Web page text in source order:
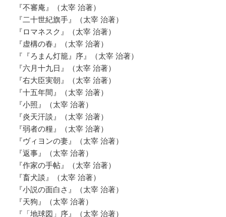
『不審庵』（太宰 治著）
『二十世紀旗手』（太宰 治著）
『ロマネスク』（太宰 治著）
『虚構の春』（太宰 治著）
『『ろまん灯籠』序』（太宰 治著）
『六月十九日』（太宰 治著）
『右大臣実朝』（太宰 治著）
『十五年間』（太宰 治著）
『小照』（太宰 治著）
『炎天汗談』（太宰 治著）
『弱者の糧』（太宰 治著）
『ヴィヨンの妻』（太宰 治著）
『返事』（太宰 治著）
『作家の手帖』（太宰 治著）
『畜犬談』（太宰 治著）
『小説の面白さ』（太宰 治著）
『天狗』（太宰 治著）
『「地球図」序』（太宰 治著）